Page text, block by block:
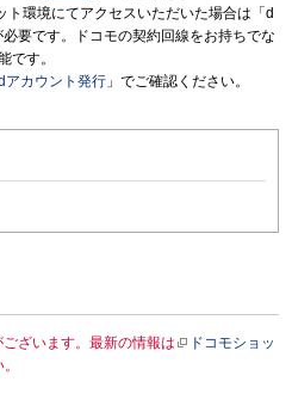
環境にてアクセスいただいた場合は「d
要です。ドコモの契約回線をお持ちでな
です。
アカウント発行 」でご確認ください。
ざいます。最新の情報は
ドコモショッ